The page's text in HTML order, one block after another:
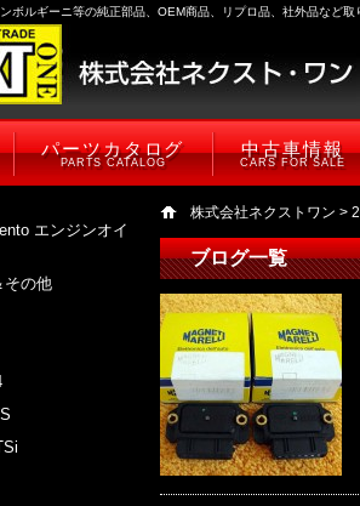
ボルギーニ等の純正部品、OEM商品、リプロ品、社外品など
パーツカタログ
PARTS CATALOG
中古車情報
CARS FOR SALE
エンジンオイ
その他
株式会社ネクストワン >
ブログ一覧